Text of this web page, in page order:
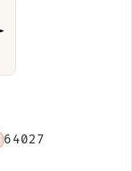
64027